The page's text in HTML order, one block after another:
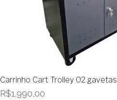
Carrinho Cart Trolley 02 gavetas
R$1.990,00